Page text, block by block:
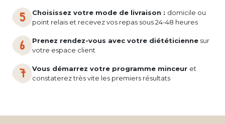
Choisissez votre mode de livraison : domicile ou
point relais et recevez vos repas sous 24-48 heures
Prenez rendez-vous avec votre diététicienne sur
votre espace client
Vous démarrez votre programme minceur et
constaterez très vite les premiers résultats